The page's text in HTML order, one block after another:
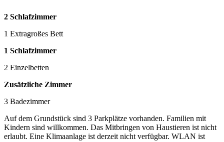
2 Schlafzimmer
1 Extragroßes Bett
1 Schlafzimmer
2 Einzelbetten
Zusätzliche Zimmer
3 Badezimmer
Auf dem Grundstück sind 3 Parkplätze vorhanden. Familien mit
Kindern sind willkommen. Das Mitbringen von Haustieren ist nicht
erlaubt. Eine Klimaanlage ist derzeit nicht verfügbar. WLAN ist